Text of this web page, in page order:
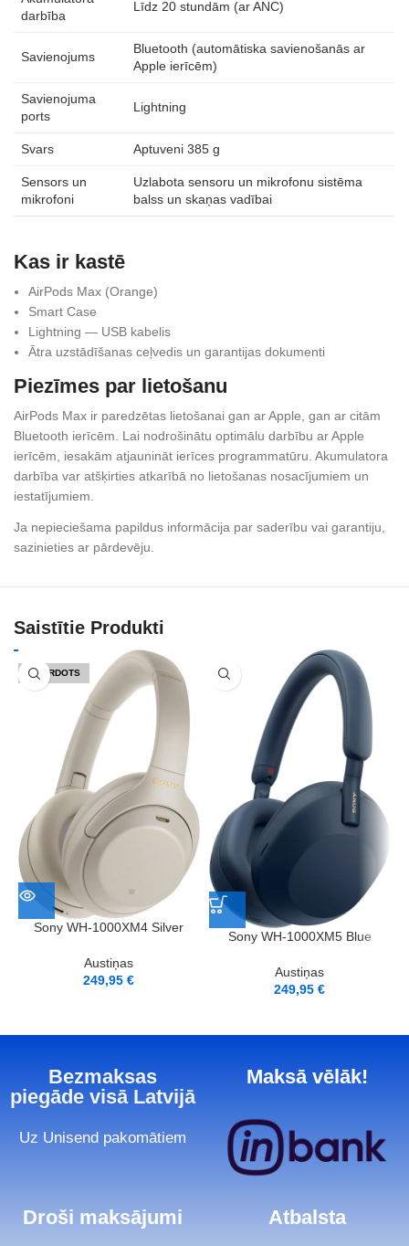
darbība
Līdz 20 stundām (ar ANC)
Savienojums
Bluetooth (automātiska savienošanās ar
Apple ierīcēm)
Savienojuma
ports
Lightning
Svars Aptuveni 385 g
Sensors un
mikrofoni
Uzlabota sensoru un mikrofonu sistēma
balss un skaņas vadībai
Kas ir kastē
AirPods Max (Orange)
Smart Case
Lightning — USB kabelis
Ātra uzstādīšanas ceļvedis un garantijas dokumenti
Piezīmes par lietošanu
AirPods Max ir paredzētas lietošanai gan ar Apple, gan ar citām
Bluetooth ierīcēm. Lai nodrošinātu optimālu darbību ar Apple
ierīcēm, iesakām atjaunināt ierīces programmatūru. Akumulatora
darbība var atšķirties atkarībā no lietošanas nosacījumiem un
iestatījumiem.
Ja nepieciešama papildus informācija par saderību vai garantiju,
sazinieties ar pārdevēju.
Saistītie Produkti
IZPĀRDOTS
Sony WH-1000XM4 Silver
Austiņas
249,95€
Sony WH-1000XM5 Blue
Austiņas
249,95€
Bezmaksas
piegāde visā Latvijā
Uz Unisend pakomātiem
Maksā vēlāk!
Droši maksājumi Atbalsta